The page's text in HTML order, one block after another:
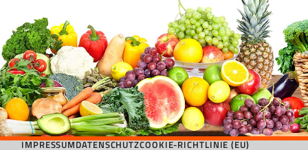
IMPRESSUMDATENSCHUTZCOOKIE-RICHTLINIE (EU)